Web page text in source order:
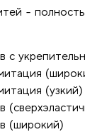
-
(узкий)
(широкий)